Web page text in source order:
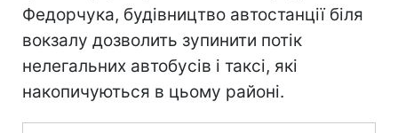
Федорчука, будівництво автостанції біля
вокзалу дозволить зупинити потік
нелегальних автобусів і таксі, які
накопичуються в цьому районі.